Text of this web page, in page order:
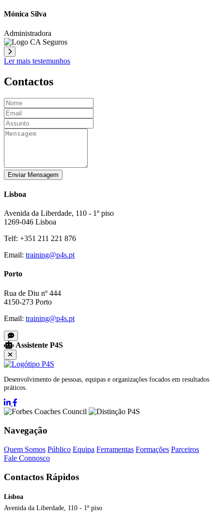
Mónica Silva
Administradora
Ler mais testemunhos
Contactos
Enviar Mensagem
Lisboa
Avenida da Liberdade, 110 - 1º piso
1269-046 Lisboa
Telf: +351 211 221 876
Email: training@p4s.pt
Porto
Rua de Diu nº 444
4150-273 Porto
Email: training@p4s.pt
Assistente P4S
Desenvolvimento de pessoas, equipas e organizações focados em resultados
práticos.
Navegação
Quem Somos Público Equipa Ferramentas Formações Parceiros
Fale Connosco
Contactos Rápidos
Lisboa
Avenida da Liberdade, 110 - 1º piso